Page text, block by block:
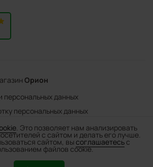
. Это позволяет нам анализировать
с сайтом и делать его лучше.
сайтом, вы соглашаетесьс
файлов cookie.
В корзину
Орион
персональных данных
персональных данных
магазинов